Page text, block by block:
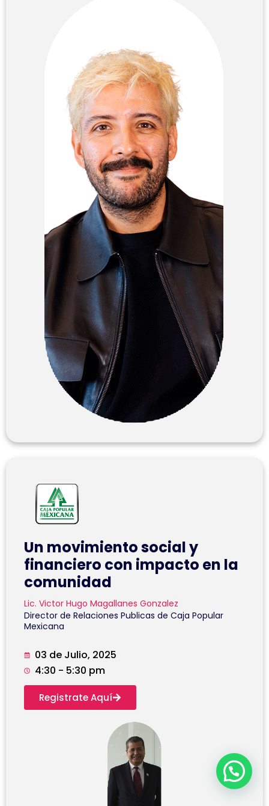
Un movimiento social y
financiero con impacto en la
comunidad
Lic. Victor Hugo Magallanes Gonzalez
Director de Relaciones Publicas de Caja Popular
Mexicana
03 de Julio, 2025
4:30 - 5:30 pm
Registrate Aquí